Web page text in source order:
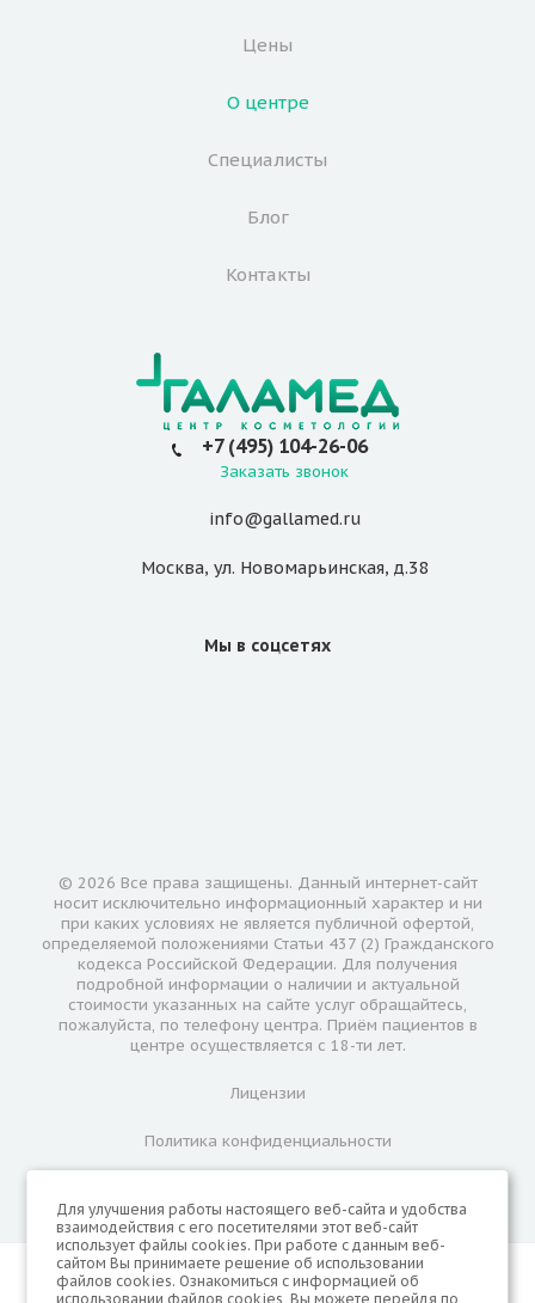
Цены
О центре
Специалисты
Блог
Контакты
+7 (495) 104-26-06
Заказать звонок
info@gallamed.ru
Москва, ул. Новомарьинская, д.38
Мы в соцсетях
© 2026 Все права защищены. Данный интернет-сайт
носит исключительно информационный характер и ни
при каких условиях не является публичной офертой,
определяемой положениями Статьи 437 (2) Гражданского
кодекса Российской Федерации. Для получения
подробной информации о наличии и актуальной
стоимости указанных на сайте услуг обращайтесь,
пожалуйста, по телефону центра. Приём пациентов в
центре осуществляется с 18-ти лет.
Лицензии
Политика конфиденциальности
ИМЕЮТСЯ ПРОТИВОПОКАЗАНИЯ. НЕОБХОДИМА
КОНСУЛЬТАЦИЯ СПЕЦИАЛИСТА
Для улучшения работы настоящего веб-сайта и удобства
взаимодействия с его посетителями этот веб-сайт
использует файлы cookies. При работе с данным веб-
сайтом Вы принимаете решение об использовании
файлов cookies. Ознакомиться с информацией об
использовании файлов cookies, Вы можете перейдя по